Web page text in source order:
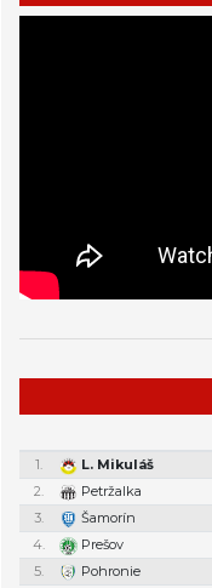
1.
L. Mikuláš
2.
Petržalka
3.
Šamorín
4.
Prešov
5.
Pohronie